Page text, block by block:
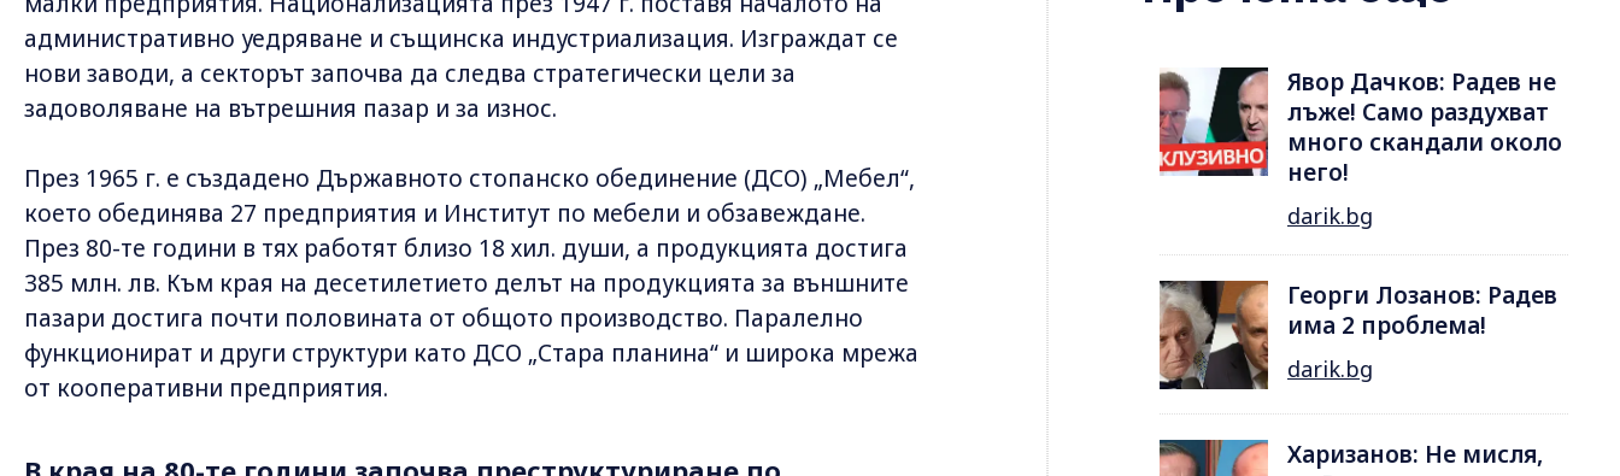
административно уедряване и същинска индустриализация. Изграждат се
нови заводи, а секторът започва да следва стратегически цели за
задоволяване на вътрешния пазар и за износ.
През 1965 г. е създадено Държавното стопанско обединение (ДСО) „Мебел“,
което обединява 27 предприятия и Институт по мебели и обзавеждане.
През 80-те години в тях работят близо 18 хил. души, а продукцията достига
385 млн. лв. Към края на десетилетието делът на продукцията за външните
пазари достига почти половината от общото производство. Паралелно
функционират и други структури като ДСО „Стара планина“ и широка мрежа
от кооперативни предприятия.
Явор Дачков: Радев не
лъже! Само раздухват
много скандали около
него!
darik.bg
Георги Лозанов: Радев
има 2 проблема!
darik.bg
Харизанов: Не мисля,